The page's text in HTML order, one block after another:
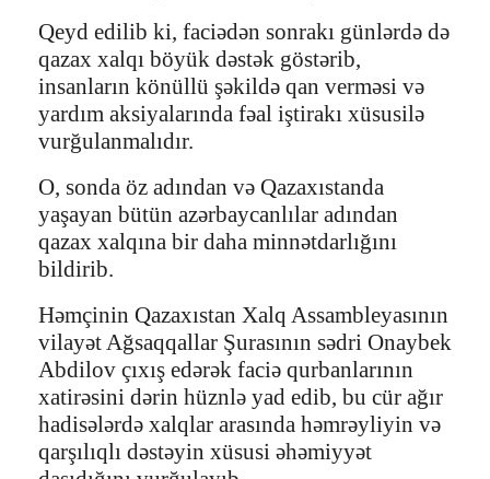
Qeyd edilib ki, faciədən sonrakı günlərdə də
qazax xalqı böyük dəstək göstərib,
insanların könüllü şəkildə qan verməsi və
yardım aksiyalarında fəal iştirakı xüsusilə
vurğulanmalıdır.
O, sonda öz adından və Qazaxıstanda
yaşayan bütün azərbaycanlılar adından
qazax xalqına bir daha minnətdarlığını
bildirib.
Həmçinin Qazaxıstan Xalq Assambleyasının
vilayət Ağsaqqallar Şurasının sədri Onaybek
Abdilov çıxış edərək faciə qurbanlarının
xatirəsini dərin hüznlə yad edib, bu cür ağır
hadisələrdə xalqlar arasında həmrəyliyin və
qarşılıqlı dəstəyin xüsusi əhəmiyyət